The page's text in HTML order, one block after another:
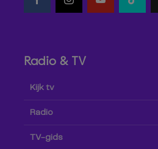
Radio & TV
Kijk tv
Radio
TV-gids